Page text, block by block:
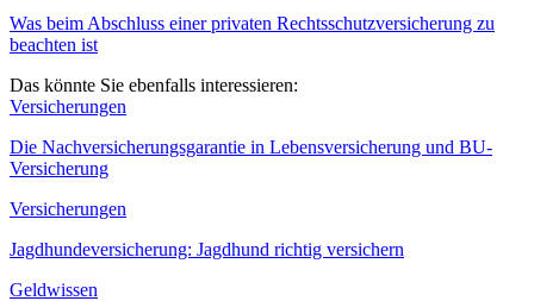
Was beim Abschluss einer privaten Rechtsschutzversicherung zu
beachten ist
Das könnte Sie ebenfalls interessieren:
Versicherungen
Die Nachversicherungsgarantie in Lebensversicherung und BU-
Versicherung
Versicherungen
Jagdhundeversicherung: Jagdhund richtig versichern
Geldwissen